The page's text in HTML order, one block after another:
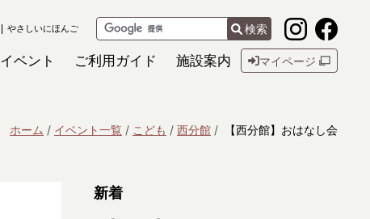
やさしいにほんご 検索
イベント ご利用ガイド 施設案内 マイページ
ホーム イベント一覧 こども 西分館 【西分館】おはなし会
新着